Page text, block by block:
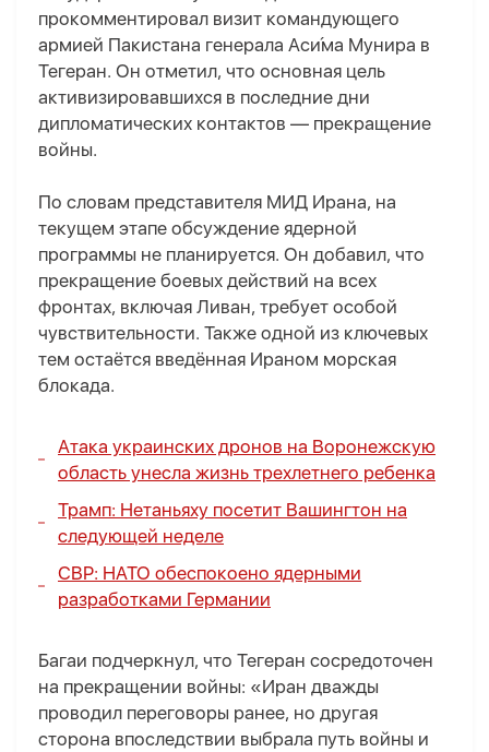
прокомментировал визит командующего
армией Пакистана генерала Аси́ма Мунира в
Тегеран. Он отметил, что основная цель
активизировавшихся в последние дни
дипломатических контактов — прекращение
войны.
По словам представителя МИД Ирана, на
текущем этапе обсуждение ядерной
программы не планируется. Он добавил, что
прекращение боевых действий на всех
фронтах, включая Ливан, требует особой
чувствительности. Также одной из ключевых
тем остаётся введённая Ираном морская
блокада.
Атака украинских дронов на Воронежскую
область унесла жизнь трехлетнего ребенка
Трамп: Нетаньяху посетит Вашингтон на
следующей неделе
СВР: НАТО обеспокоено ядерными
разработками Германии
Багаи подчеркнул, что Тегеран сосредоточен
на прекращении войны: «Иран дважды
проводил переговоры ранее, но другая
сторона впоследствии выбрала путь войны и